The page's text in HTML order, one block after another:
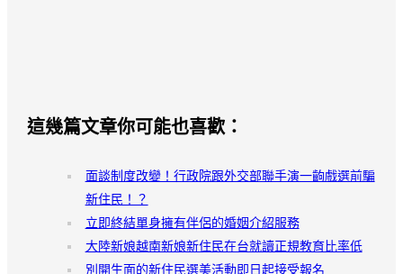
這幾篇文章你可能也喜歡：
面談制度改變！行政院跟外交部聯手演一齣戲選前騙
新住民！？
立即終結單身擁有伴侶的婚姻介紹服務
大陸新娘越南新娘新住民在台就讀正規教育比率低
別開生面的新住民選美活動即日起接受報名